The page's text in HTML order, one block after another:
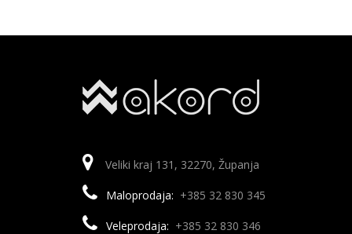
Veliki kraj 131, 32270, Županja
Maloprodaja: +385 32 830 345
Veleprodaja: +385 32 830 346